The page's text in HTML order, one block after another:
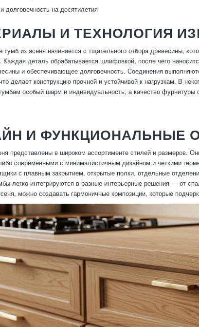
долговечность на десятилетия
И ТЕХНОЛОГИЯ
тумб из ясеня начинается с тщательного отбора древесины,
деталь обрабатывается шлифовкой, после чего
и обеспечивающее долговечность. Соединения
делает конструкцию прочной и устойчивой к нагрузкам. В
особый шарм и индивидуальность, а качество фурнитуры
И ФУНКЦИОНАЛЬНЫЕ
представлены в широком ассортименте стилей и размеров.
современными с минималистичным дизайном и четкими
с плавным закрытием, открытые полки, отдельные
легко интегрируются в разные интерьерные решения — от
можно создавать гармоничные композиции, которые